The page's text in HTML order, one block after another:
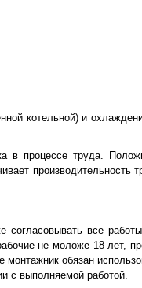
котельной) и
в процессе труда.
производительность
согласовывать все
не моложе 18 лет,
монтажник обязан
с выполняемой работой.